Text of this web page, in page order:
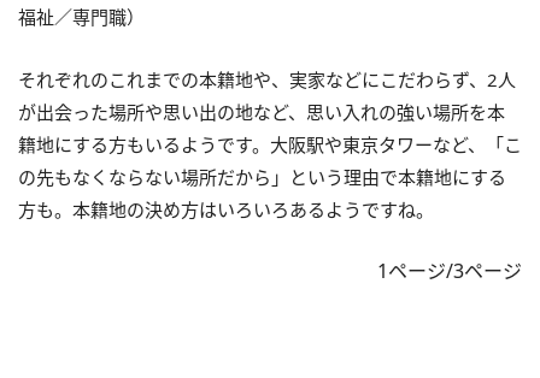
福祉／専門職）
それぞれのこれまでの本籍地や、実家などにこだわらず、2人
が出会った場所や思い出の地など、思い入れの強い場所を本
籍地にする方もいるようです。大阪駅や東京タワーなど、「こ
の先もなくならない場所だから」という理由で本籍地にする
方も。本籍地の決め方はいろいろあるようですね。
1ページ/3ページ